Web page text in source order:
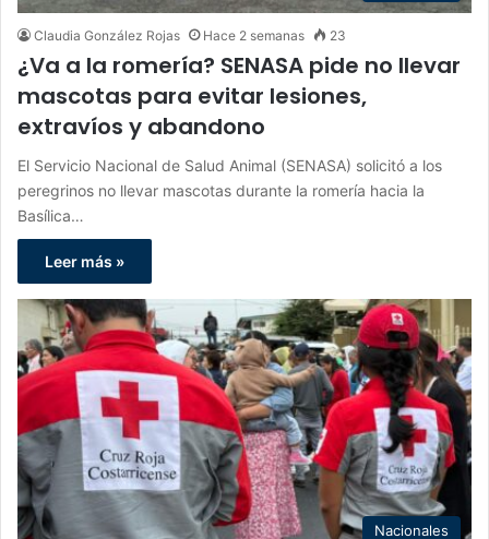
Claudia González Rojas Hace 2 semanas 23
¿Va a la romería? SENASA pide no llevar
mascotas para evitar lesiones,
extravíos y abandono
El Servicio Nacional de Salud Animal (SENASA) solicitó a los
peregrinos no llevar mascotas durante la romería hacia la
Basílica…
Leer más »
Nacionales